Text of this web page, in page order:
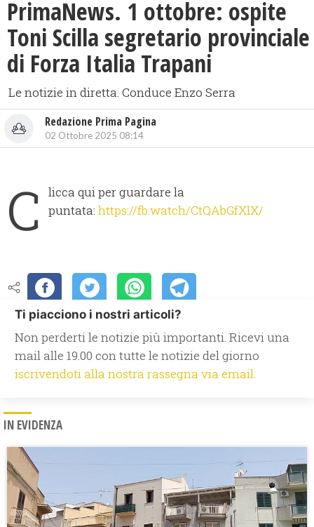
PrimaNews. 1 ottobre: ospite
Toni Scilla segretario provinciale
di Forza Italia Trapani
Le notizie in diretta. Conduce Enzo Serra
Redazione Prima Pagina
02 Ottobre 2025 08:14
C
licca qui per guardare la
puntata: https://fb.watch/CtQAbGfXlX/
Ti piacciono i nostri articoli?
Non perderti le notizie più importanti. Ricevi una
mail alle 19.00 con tutte le notizie del giorno
iscrivendoti alla nostra rassegna via email.
IN EVIDENZA